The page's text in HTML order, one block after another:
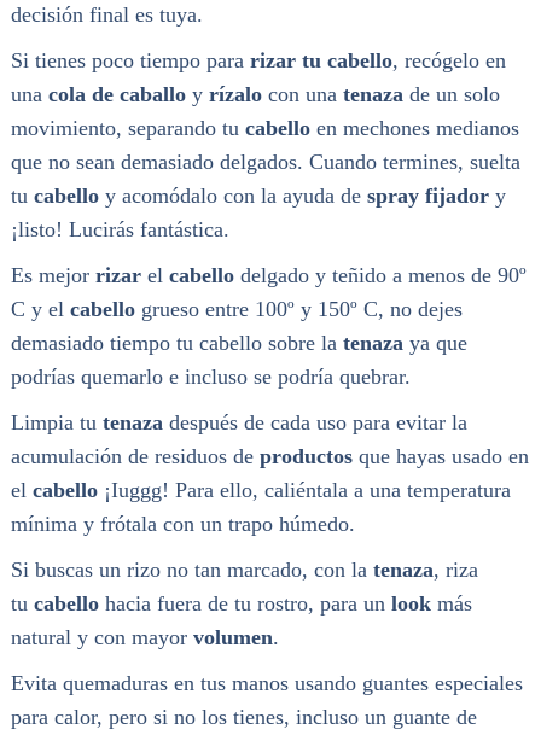
decisión final es tuya.
Si tienes poco tiempo para rizar tu cabello, recógelo en
una cola de caballoy rízalocon una tenaza de un solo
movimiento, separando tu cabelloen mechones medianos
que no sean demasiado delgados. Cuando termines, suelta
tu cabelloy acomódalo con la ayuda de spray fijadory
¡listo! Lucirás fantástica.
Es mejor rizarel cabellodelgado y teñido a menos de 90º
C y el cabellogrueso entre 100º y 150º C, no dejes
demasiado tiempo tu cabello sobre la tenaza ya que
podrías quemarlo e incluso se podría quebrar.
Limpia tu tenaza después de cada uso para evitar la
acumulación de residuos de productosque hayas usado en
el cabello¡Iuggg! Para ello, caliéntala a una temperatura
mínima y frótala con un trapo húmedo.
Si buscas un rizo no tan marcado, con la tenaza, riza
tu cabellohacia fuera de tu rostro, para un lookmás
natural y con mayor volumen.
Evita quemaduras en tus manos usando guantes especiales
para calor, pero si no los tienes, incluso un guante de